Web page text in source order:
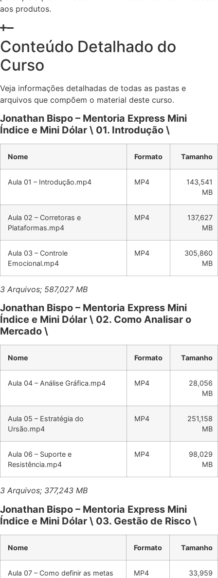
aos produtos.
Conteúdo Detalhado do
Curso
Veja informações detalhadas de todas as pastas e
arquivos que compõem o material deste curso.
Jonathan Bispo – Mentoria Express Mini
Índice e Mini Dólar \ 01. Introdução \
Nome Formato Tamanho
Aula 01 – Introdução.mp4 MP4
143,541
MB
Aula 02 – Corretoras e
Plataformas.mp4
MP4
137,627
MB
Aula 03 – Controle
Emocional.mp4
MP4
305,860
MB
3 Arquivos; 587,027 MB
Jonathan Bispo – Mentoria Express Mini
Índice e Mini Dólar \ 02. Como Analisar o
Mercado \
Nome Formato Tamanho
Aula 04 – Análise Gráfica.mp4 MP4
28,056
MB
Aula 05 – Estratégia do
Ursão.mp4
MP4
251,158
MB
Aula 06 – Suporte e
Resistência.mp4
MP4
98,029
MB
3 Arquivos; 377,243 MB
Jonathan Bispo – Mentoria Express Mini
Índice e Mini Dólar \ 03. Gestão de Risco \
Nome Formato Tamanho
Aula 07 – Como definir as metas
MP4
33,959